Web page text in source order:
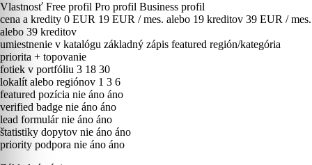
Vlastnosť Free profil Pro profil Business profil
cena a kredity 0 EUR 19 EUR / mes. alebo 19 kreditov 39 EUR / mes.
alebo 39 kreditov
umiestnenie v katalógu základný zápis featured región/kategória
priorita + topovanie
fotiek v portfóliu 3 18 30
lokalít alebo regiónov 1 3 6
featured pozícia nie áno áno
verified badge nie áno áno
lead formulár nie áno áno
štatistiky dopytov nie áno áno
priority podpora nie áno áno